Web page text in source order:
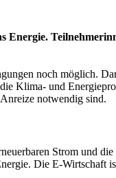
Energie.
noch möglich.
Klima- und
notwendig sind.
Strom und
Die E-Wirtschaft